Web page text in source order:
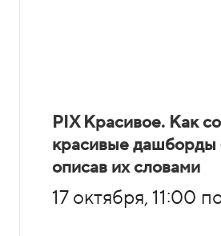
PIX Красивое. Как
красивые дашборды
описав их словами
17 октября, 11:00